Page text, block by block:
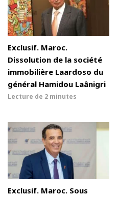
Exclusif. Maroc.
Dissolution de la société
immobilière Laardoso du
général Hamidou Laânigri
Lecture de 2 minutes
Exclusif. Maroc. Sous